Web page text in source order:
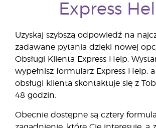
Express
Uzyskaj szybszą odpowiedź na
zadawane pytania dzięki nowej
Obsługi Klienta Express Help.
wypełnisz formularz Express Help, a
obsługi klienta skontaktuje się z
48 godzin.
Obecnie dostępne są cztery